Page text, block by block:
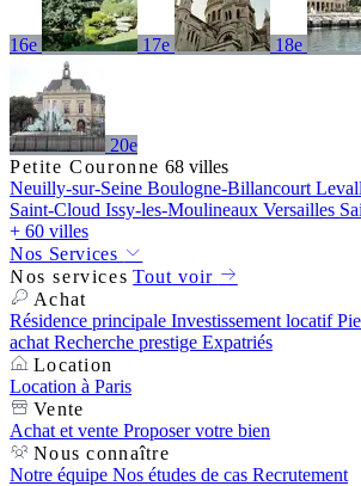
16e 17e 18e
20e
Petite Couronne 68 villes
Neuilly-sur-Seine Boulogne-Billancourt
Saint-Cloud Issy-les-Moulineaux Versailles
+ 60 villes
Nos Services
Nos services Tout voir
Achat
Résidence principale Investissement locatif
achat Recherche prestige Expatriés
Location
Location à Paris
Vente
Achat et vente Proposer votre bien
Nous connaître
Notre équipe Nos études de cas Recrutement